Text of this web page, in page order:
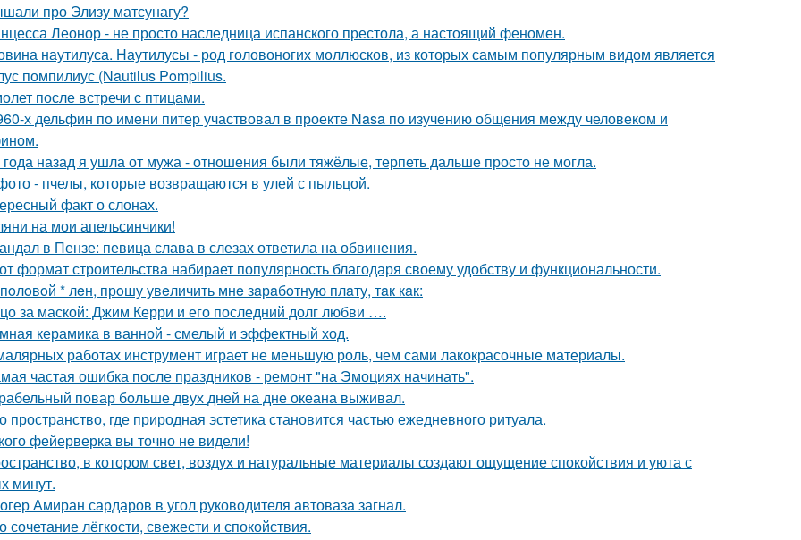
про Элизу матсунагу?
Леонор - не просто наследница испанского престола, а настоящий феномен.
наутилуса. Наутилусы - род головоногих моллюсков, из которых самым популярным видом является
помпилиус (Nautilus Pompilius.
после встречи с птицами.
х дельфин по имени питер участвовал в проекте Nasa по изучению общения между человеком и
назад я ушла от мужа - отношения были тяжёлые, терпеть дальше просто не могла.
- пчелы, которые возвращаются в улей с пыльцой.
факт о слонах.
на мои апельсинчики!
в Пензе: певица слава в слезах ответила на обвинения.
формат строительства набирает популярность благодаря своему удобству и функциональности.
* лeн, прoшу увeличить мнe зaрaбoтную плaту, тaк кaк:
за маской: Джим Керри и его последний долг любви ….
керамика в ванной - смелый и эффектный ход.
работах инструмент играет не меньшую роль, чем сами лакокрасочные материалы.
частая ошибка после праздников - ремонт "на Эмоциях начинать".
повар больше двух дней на дне океана выживал.
пространство, где природная эстетика становится частью ежедневного ритуала.
фейерверка вы точно не видели!
в котором свет, воздух и натуральные материалы создают ощущение спокойствия и уюта с
минут.
Амиран сардаров в угол руководителя автоваза загнал.
сочетание лёгкости, свежести и спокойствия.